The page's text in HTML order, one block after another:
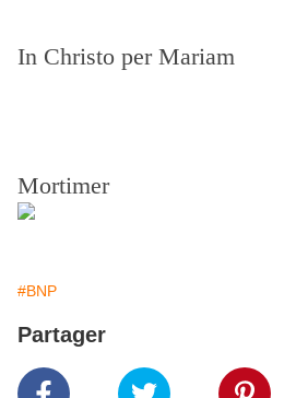
In Christo per Mariam
Mortimer
#BNP
Partager